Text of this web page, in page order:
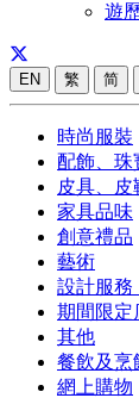
遊
EN 繁 简
時尚服裝
配飾、珠
皮具、皮
家具品味
創意禮品
藝術
設計服務
期間限定
其他
餐飲及烹
網上購物